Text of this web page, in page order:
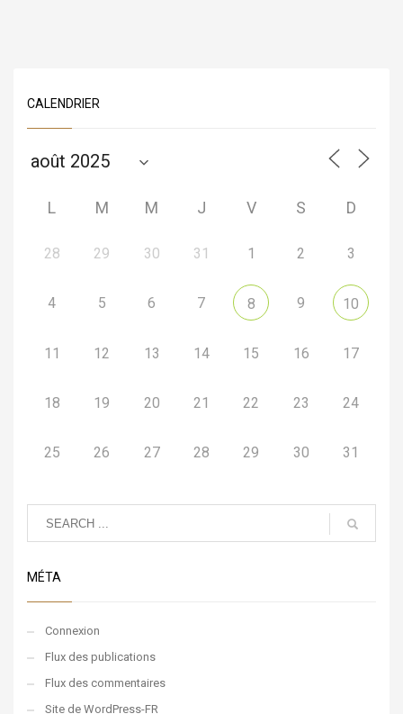
CALENDRIER
L M M J V S D
28 29 30 31 1 2 3
4 5 6 7 8 9 10
11 12 13 14 15 16 17
18 19 20 21 22 23 24
25 26 27 28 29 30 31
MÉTA
Connexion
Flux des publications
Flux des commentaires
Site de WordPress-FR